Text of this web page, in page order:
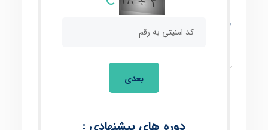
دیجیتال با لپ‌تاپ
استخراج ارز دیجیتال فرایندی است که در
آن تراکنش‌های شبکه‌های بلاکچین تأیید
شده و در بلاک‌ها ثبت می‌شوند. این فرایند
با استفاده از توان محاسباتی برای حل
بعدی
دوره های پیشنهادی :